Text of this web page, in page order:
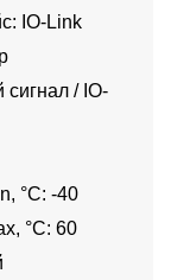
IO-Link
/ IO-
°C: -40
°C: 60